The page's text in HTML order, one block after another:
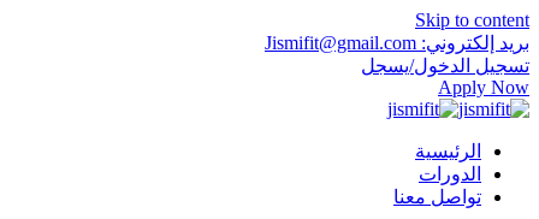
Skip to content
بريد إلكتروني: Jismifit@gmail.com
تسجيل الدخول/يسجل
Apply Now
الرئيسية
الدورات
تواصل معنا